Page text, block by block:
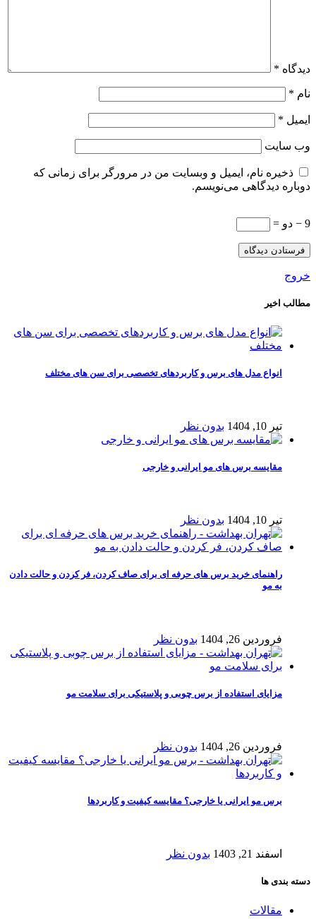
دیدگاه *
نام *
ایمیل *
وب‌ سایت
ذخیره نام، ایمیل و وبسایت من در مرورگر برای زمانی که
دوباره دیدگاهی می‌نویسم.
9 − دو =
خروج
مطالب اخیر
انواع مدل های برس و کاربردهای تخصصی برای سن های مختلف
تیر 10, 1404 بدون نظر
مقایسه برس های مو ایرانی و خارجی
تیر 10, 1404 بدون نظر
راهنمای خرید برس‌ های حرفه‌ ای برای صاف کردن، فر کردن و حالت دادن
به مو
فروردین 26, 1404 بدون نظر
مزایای استفاده از برس چوبی و پلاستیکی برای سلامت مو
فروردین 26, 1404 بدون نظر
برس مو ایرانی یا خارجی؟ مقایسه کیفیت و کاربردها
اسفند 21, 1403 بدون نظر
دسته بندی ها
مقالات